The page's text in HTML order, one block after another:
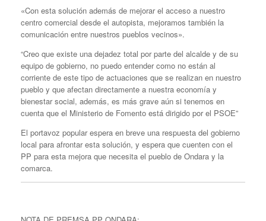
«Con esta solución además de mejorar el acceso a nuestro
centro comercial desde el autopista, mejoramos también la
comunicación entre nuestros pueblos vecinos».
“Creo que existe una dejadez total por parte del alcalde y de su
equipo de gobierno, no puedo entender como no están al
corriente de este tipo de actuaciones que se realizan en nuestro
pueblo y que afectan directamente a nuestra economía y
bienestar social, además, es más grave aún si tenemos en
cuenta que el Ministerio de Fomento está dirigido por el PSOE”
El portavoz popular espera en breve una respuesta del gobierno
local para afrontar esta solución, y espera que cuenten con el
PP para esta mejora que necesita el pueblo de Ondara y la
comarca.